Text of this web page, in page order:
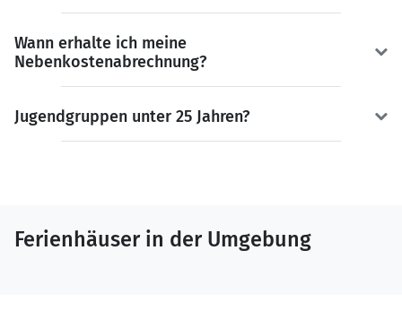
Wann erhalte ich meine
Nebenkostenabrechnung?
Jugendgruppen unter 25 Jahren?
Ferienhäuser in der Umgebung